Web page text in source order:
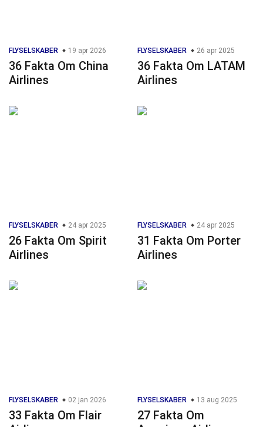
FLYSELSKABER 19 apr 2026
36 Fakta Om China
Airlines
FLYSELSKABER 26 apr 2025
36 Fakta Om LATAM
Airlines
FLYSELSKABER 24 apr 2025
26 Fakta Om Spirit
Airlines
FLYSELSKABER 24 apr 2025
31 Fakta Om Porter
Airlines
FLYSELSKABER 02 jan 2026
33 Fakta Om Flair
FLYSELSKABER 13 aug 2025
27 Fakta Om